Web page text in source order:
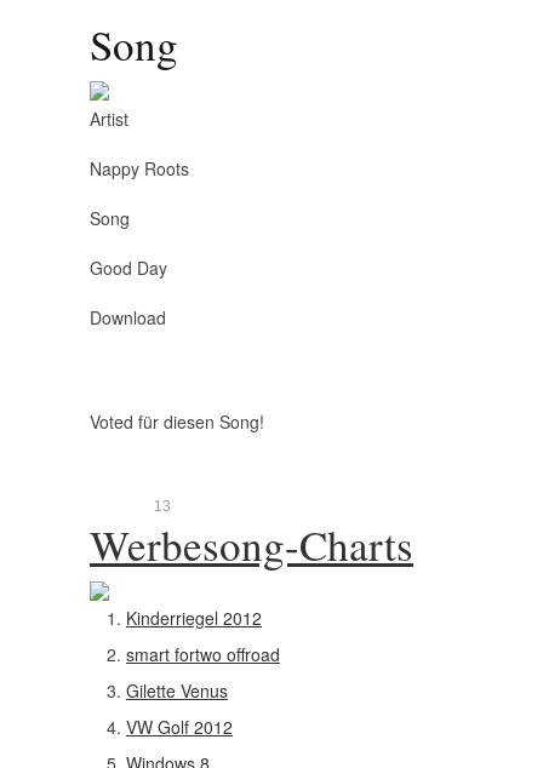
Song
Artist
Nappy Roots
Song
Good Day
Download
Voted für diesen Song!
13
Werbesong-Charts
Kinderriegel 2012
smart fortwo offroad
Gilette Venus
VW Golf 2012
Windows 8